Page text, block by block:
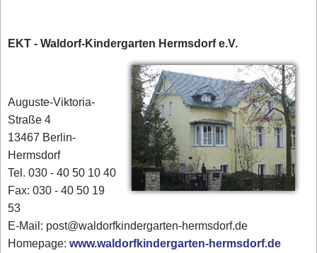
EKT - Waldorf-Kindergarten Hermsdorf e.V.
Auguste-Viktoria-
Straße 4
13467 Berlin-
Hermsdorf
Tel. 030 - 40 50 10 40
Fax: 030 - 40 50 19
53
E-Mail: post@waldorfkindergarten-hermsdorf.de
Homepage:www.waldorfkindergarten-hermsdorf.de